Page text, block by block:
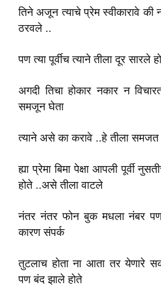
तिने अजून त्याचे प्रेम स्वीकारावे की
ठरवले ..
पण त्या पूर्वीच त्याने तीला दूर सारले
अगदी तिचा होकार नकार न
समजून घेता
त्याने असे का करावे ..हे तीला समजत
ह्या प्रेमा बिमा पेक्षा आपली पूर्वी
होते ..असे तीला वाटले
नंतर नंतर फोन बुक मधला नंबर पण
कारण संपर्क
तुटलाच होता ना आता तर येणारे
पण बंद झाले होते